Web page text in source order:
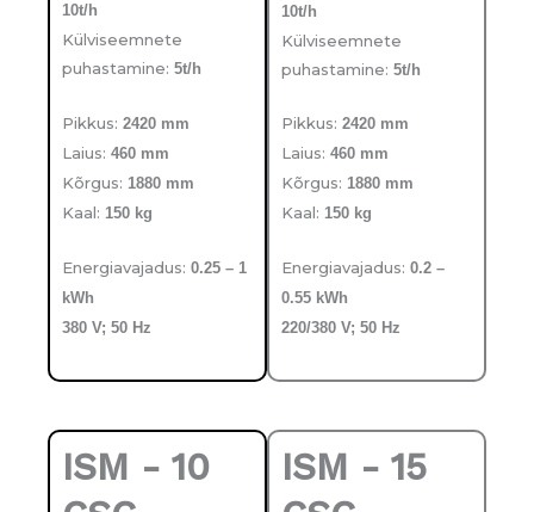
10t/h
Külviseemnete
puhastamine: 5t/h
Pikkus: 2420 mm
Laius: 460 mm
Kõrgus: 1880 mm
Kaal: 150 kg
Energiavajadus: 0.25 – 1
kWh
380 V; 50 Hz
10t/h
Külviseemnete
puhastamine: 5t/h
Pikkus: 2420 mm
Laius: 460 mm
Kõrgus: 1880 mm
Kaal: 150 kg
Energiavajadus: 0.2 –
0.55 kWh
220/380 V; 50 Hz
ISM - 10
ISM - 15